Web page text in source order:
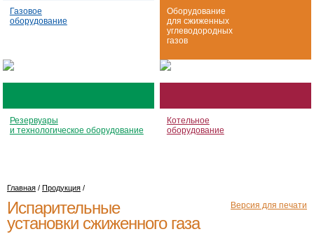
Газовое
оборудование
Оборудование
для сжиженных
углеводородных
газов
Резервуары
и технологическое оборудование
Котельное
оборудование
Главная / Продукция /
Версия для печати
Испарительные
установки сжиженного газа